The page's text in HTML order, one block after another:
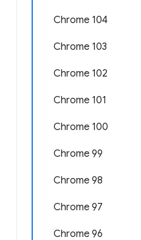
Chrome 104
Chrome 103
Chrome 102
Chrome 101
Chrome 100
Chrome 99
Chrome 98
Chrome 97
Chrome 96